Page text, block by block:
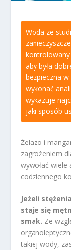
Woda ze
aby była
bezpieczna
wykonać
wykazuje
jaki sposób
Żelazo i
zagrożeniem
wywołać
codziennego
Jeżeli
staje się
smak. Ze
takiej wody,